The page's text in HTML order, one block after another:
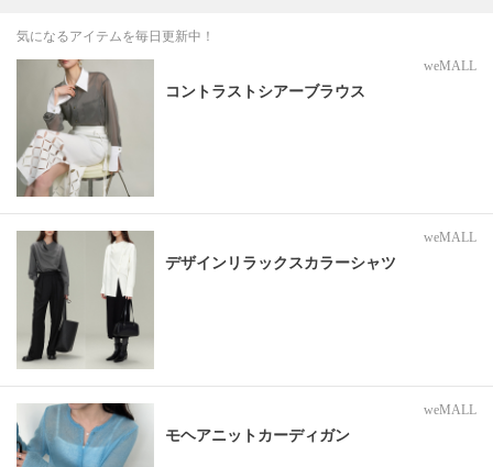
気になるアイテムを毎日更新中！
weMALL
コントラストシアーブラウス
weMALL
デザインリラックスカラーシャツ
weMALL
モヘアニットカーディガン